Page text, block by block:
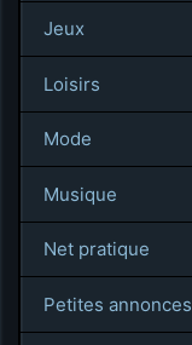
Jeux
Loisirs
Mode
Musique
Net pratique
Petites annonces